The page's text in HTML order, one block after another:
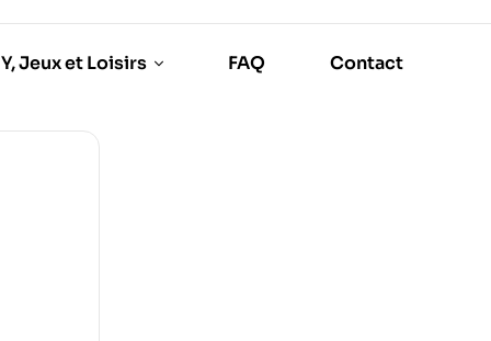
Jeux et Loisirs FAQ Contact